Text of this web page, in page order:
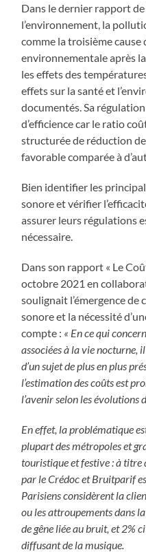
Dans le dernier rapport de
l’environnement, la
comme la troisième
environnementale après
les effets des
effets sur la santé et
documentés. Sa
d’efficience car le ratio
structurée de réduction
favorable comparée à
Bien identifier les
sonore et vérifier
assurer leurs régulations
nécessaire.
Dans son rapport « Le
octobre 2021 en
soulignait l’émergence de
sonore et la nécessité
compte : « En ce qui
associées à la vie nocturne,
d’un sujet de plus en plus
l’estimation des coûts est
l’avenir selon les évolutions
En effet, la problématique
plupart des métropoles et
touristique et festive : à titre
par le Crédoc et Bruitparif
Parisiens considèrent la
ou les attroupements dans
de gêne liée au bruit, et 2%
diffusant de la musique.